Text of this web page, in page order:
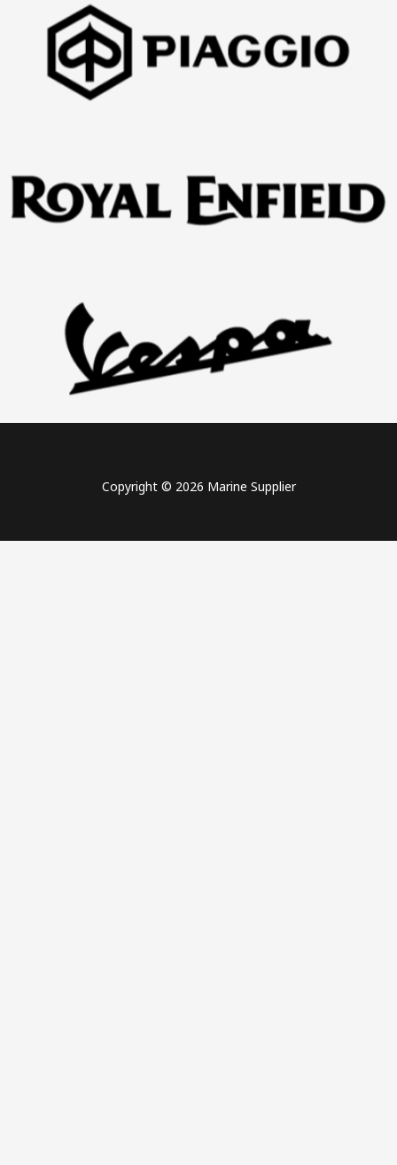
Copyright © 2026 Marine Supplier